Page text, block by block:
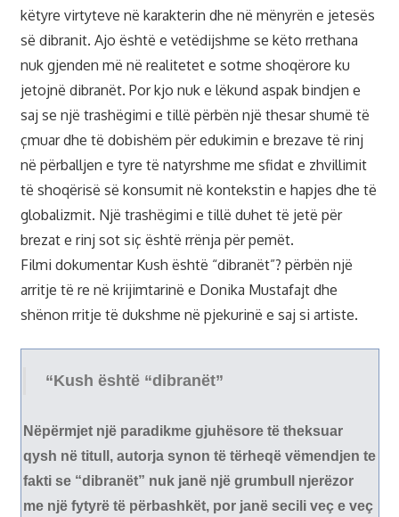
këtyre virtyteve në karakterin dhe në mënyrën e jetesës
së dibranit. Ajo është e vetëdijshme se këto rrethana
nuk gjenden më në realitetet e sotme shoqërore ku
jetojnë dibranët. Por kjo nuk e lëkund aspak bindjen e
saj se një trashëgimi e tillë përbën një thesar shumë të
çmuar dhe të dobishëm për edukimin e brezave të rinj
në përballjen e tyre të natyrshme me sfidat e zhvillimit
të shoqërisë së konsumit në kontekstin e hapjes dhe të
globalizmit. Një trashëgimi e tillë duhet të jetë për
brezat e rinj sot siç është rrënja për pemët.
Filmi dokumentar Kush është “dibranët”? përbën një
arritje të re në krijimtarinë e Donika Mustafajt dhe
shënon rritje të dukshme në pjekurinë e saj si artiste.
“Kush është “dibranët”
Nëpërmjet një paradikme gjuhësore të theksuar
qysh në titull, autorja synon të tërheqë vëmendjen te
fakti se “dibranët” nuk janë një grumbull njerëzor
me një fytyrë të përbashkët, por janë secili veç e veç